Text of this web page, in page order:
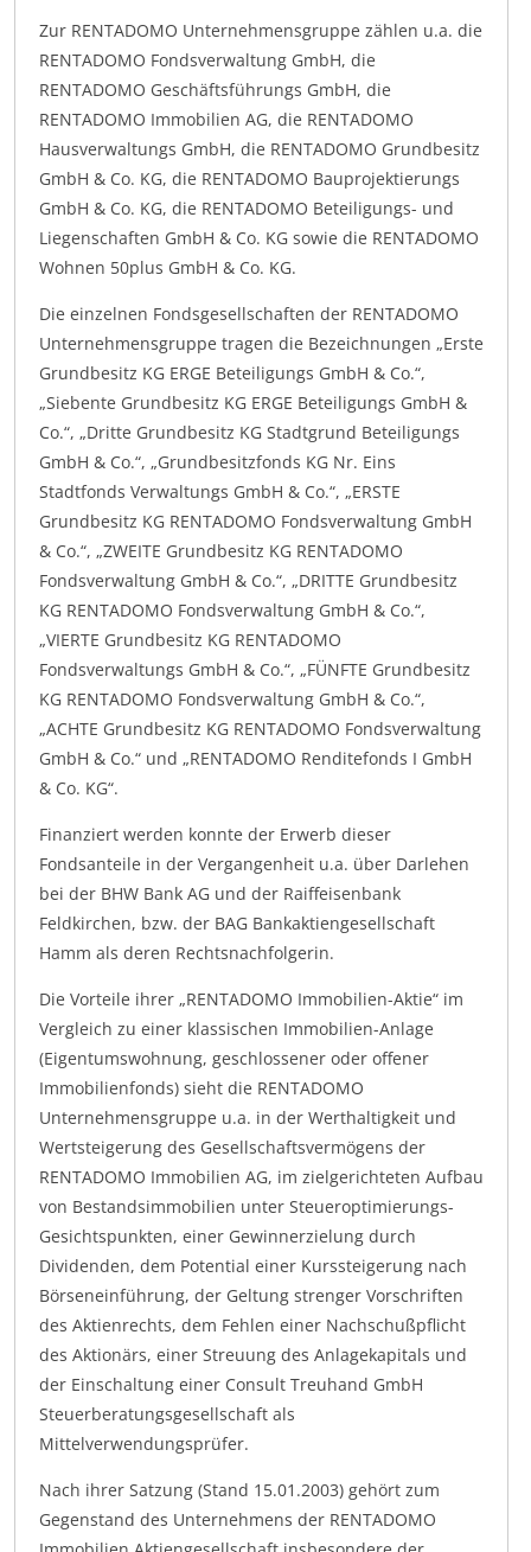
Zur RENTADOMO Unternehmensgruppe zählen u.a. die
RENTADOMO Fondsverwaltung GmbH, die
RENTADOMO Geschäftsführungs GmbH, die
RENTADOMO Immobilien AG, die RENTADOMO
Hausverwaltungs GmbH, die RENTADOMO Grundbesitz
GmbH & Co. KG, die RENTADOMO Bauprojektierungs
GmbH & Co. KG, die RENTADOMO Beteiligungs- und
Liegenschaften GmbH & Co. KG sowie die RENTADOMO
Wohnen 50plus GmbH & Co. KG.
Die einzelnen Fondsgesellschaften der RENTADOMO
Unternehmensgruppe tragen die Bezeichnungen „Erste
Grundbesitz KG ERGE Beteiligungs GmbH & Co.“,
„Siebente Grundbesitz KG ERGE Beteiligungs GmbH &
Co.“, „Dritte Grundbesitz KG Stadtgrund Beteiligungs
GmbH & Co.“, „Grundbesitzfonds KG Nr. Eins
Stadtfonds Verwaltungs GmbH & Co.“, „ERSTE
Grundbesitz KG RENTADOMO Fondsverwaltung GmbH
& Co.“, „ZWEITE Grundbesitz KG RENTADOMO
Fondsverwaltung GmbH & Co.“, „DRITTE Grundbesitz
KG RENTADOMO Fondsverwaltung GmbH & Co.“,
„VIERTE Grundbesitz KG RENTADOMO
Fondsverwaltungs GmbH & Co.“, „FÜNFTE Grundbesitz
KG RENTADOMO Fondsverwaltung GmbH & Co.“,
„ACHTE Grundbesitz KG RENTADOMO Fondsverwaltung
GmbH & Co.“ und „RENTADOMO Renditefonds I GmbH
& Co. KG“.
Finanziert werden konnte der Erwerb dieser
Fondsanteile in der Vergangenheit u.a. über Darlehen
bei der BHW Bank AG und der Raiffeisenbank
Feldkirchen, bzw. der BAG Bankaktiengesellschaft
Hamm als deren Rechtsnachfolgerin.
Die Vorteile ihrer „RENTADOMO Immobilien-Aktie“ im
Vergleich zu einer klassischen Immobilien-Anlage
(Eigentumswohnung, geschlossener oder offener
Immobilienfonds) sieht die RENTADOMO
Unternehmensgruppe u.a. in der Werthaltigkeit und
Wertsteigerung des Gesellschaftsvermögens der
RENTADOMO Immobilien AG, im zielgerichteten Aufbau
von Bestandsimmobilien unter Steueroptimierungs-
Gesichtspunkten, einer Gewinnerzielung durch
Dividenden, dem Potential einer Kurssteigerung nach
Börseneinführung, der Geltung strenger Vorschriften
des Aktienrechts, dem Fehlen einer Nachschußpflicht
des Aktionärs, einer Streuung des Anlagekapitals und
der Einschaltung einer Consult Treuhand GmbH
Steuerberatungsgesellschaft als
Mittelverwendungsprüfer.
Nach ihrer Satzung (Stand 15.01.2003) gehört zum
Gegenstand des Unternehmens der RENTADOMO